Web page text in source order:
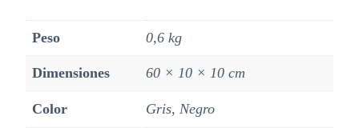
Peso 0,6 kg
Dimensiones 60 × 10 × 10 cm
Color Gris, Negro